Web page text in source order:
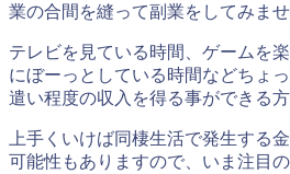
業の合間を縫って副業をしてみませ
テレビを見ている時間、ゲームを
にぼーっとしている時間などちょ
遣い程度の収入を得る事ができる方
上手くいけば同棲生活で発生する
可能性もありますので、いま注目